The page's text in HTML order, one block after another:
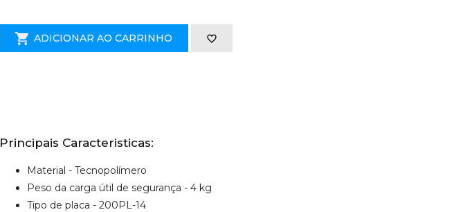
ADICIONAR AO CARRINHO
Principais Caracteristicas:
Material - Tecnopolímero
Peso da carga útil de segurança - 4 kg
Tipo de placa - 200PL-14